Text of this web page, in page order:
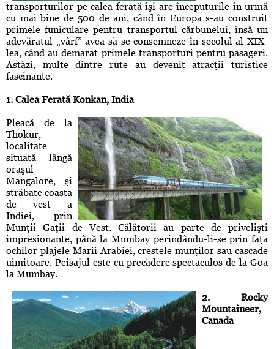
transporturilor pe calea ferată îşi are începuturile în urmă
cu mai bine de 500 de ani, când în Europa s-au construit
primele funiculare pentru transportul cărbunelui, însă un
adevăratul „vârf” avea să se consemneze în secolul al XIX-
lea, când au demarat primele transporturi pentru pasageri.
Astăzi, multe dintre rute au devenit atracţii turistice
fascinante.
1. Calea Ferată Konkan, India
Pleacă de la
Thokur,
localitate
situată lângă
oraşul
Mangalore, şi
străbate coasta
de vest a
Indiei, prin
Munţii Gaţii de Vest. Călătorii au parte de privelişti
impresionante, până la Mumbay perindându-li-se prin faţa
ochilor plajele Marii Arabiei, crestele munţilor sau cascade
uimitoare. Peisajul este cu precădere spectaculos de la Goa
la Mumbay.
2. Rocky
Mountaineer,
Canada